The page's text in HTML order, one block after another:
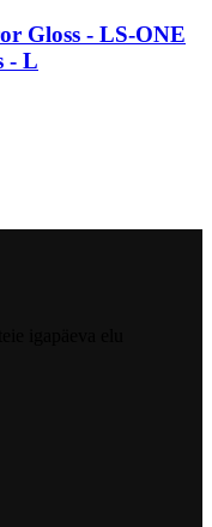
Gloss - LS-ONE
- L